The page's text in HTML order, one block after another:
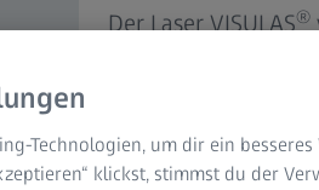
Der Laser VISULAS®
Laser-Workstation
effektive
Vielzahl von IOLs
Technologien, um dir ein
klickst, stimmst du der